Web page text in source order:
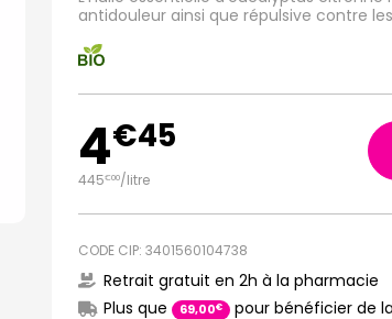
antidouleur ainsi que répulsive contre
4€45
445€00/litre
CODE CIP: 3401560104738
Retrait gratuit en 2h à la pharmacie
Plus que
69,00€ pour bénéficier de